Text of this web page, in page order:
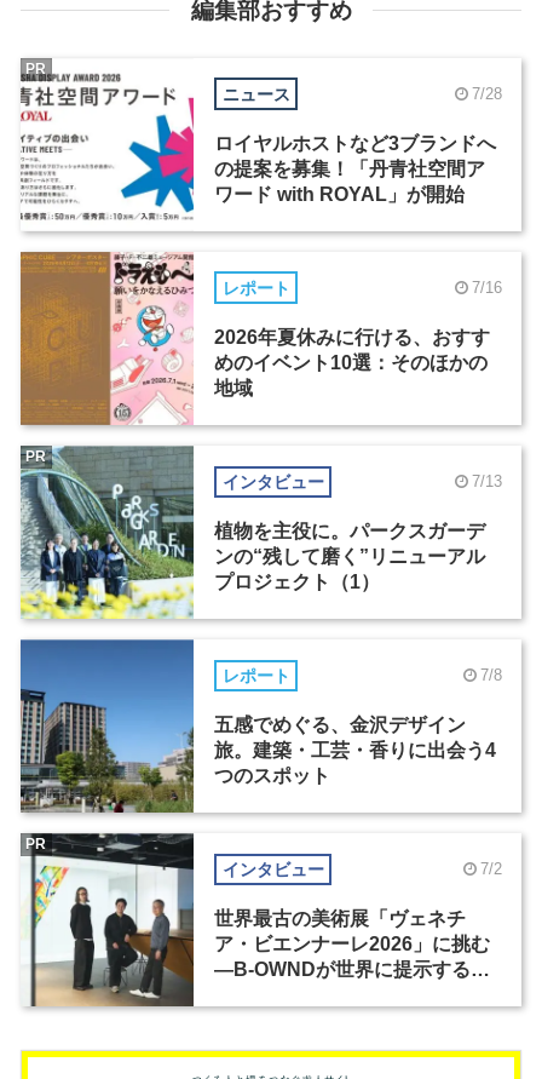
編集部おすすめ
ニュース 7/28
ロイヤルホストなど3ブランドへ
の提案を募集！「丹青社空間ア
ワード with ROYAL」が開始
PR
レポート 7/16
2026年夏休みに行ける、おすす
めのイベント10選：そのほかの
地域
インタビュー 7/13
植物を主役に。パークスガーデ
ンの“残して磨く”リニューアル
プロジェクト（1）
PR
レポート 7/8
五感でめぐる、金沢デザイン
旅。建築・工芸・香りに出会う4
つのスポット
インタビュー 7/2
世界最古の美術展「ヴェネチ
ア・ビエンナーレ2026」に挑む
―B-OWNDが世界に提示する美
PR